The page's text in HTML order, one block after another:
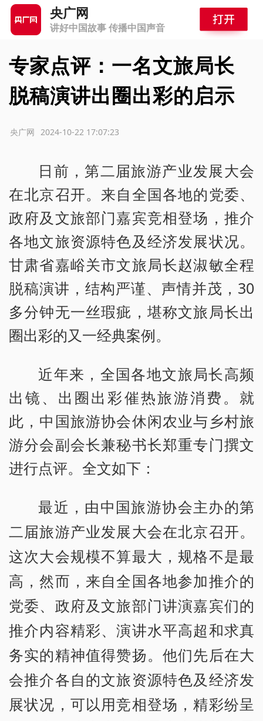
央广网
讲好中国故事 传播中国声音
专家点评：一名文旅局长
脱稿演讲出圈出彩的启示
2024-10-22 17:07:23
央广网
日前，第二届旅游产业发展大会
在北京召开。来自全国各地的党委、
政府及文旅部门嘉宾竞相登场，推介
各地文旅资源特色及经济发展状况。
甘肃省嘉峪关市文旅局长赵淑敏全程
脱稿演讲，结构严谨、声情并茂，30
多分钟无一丝瑕疵，堪称文旅局长出
圈出彩的又一经典案例。
近年来，全国各地文旅局长高频
出镜、出圈出彩催热旅游消费。就
此，中国旅游协会休闲农业与乡村旅
游分会副会长兼秘书长郑重专门撰文
进行点评。全文如下：
最近，由中国旅游协会主办的第
二届旅游产业发展大会在北京召开。
这次大会规模不算最大，规格不是最
高，然而，来自全国各地参加推介的
党委、政府及文旅部门讲演嘉宾们的
推介内容精彩、演讲水平高超和求真
务实的精神值得赞扬。他们先后在大
会推介各自的文旅资源特色及经济发
展状况，可以用竞相登场，精彩纷呈